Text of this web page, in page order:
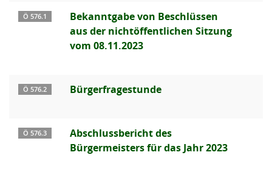
Ö 576.1
Bekanntgabe von Beschlüssen
aus der nichtöffentlichen Sitzung
vom 08.11.2023
Ö 576.2 Bürgerfragestunde
Ö 576.3
Abschlussbericht des
Bürgermeisters für das Jahr 2023